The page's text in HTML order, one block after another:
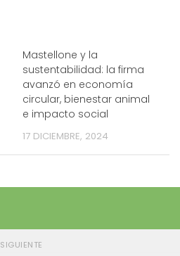
Mastellone y la
sustentabilidad: la firma
avanzó en economía
circular, bienestar animal
e impacto social
17 DICIEMBRE, 2024
SIGUIENTE